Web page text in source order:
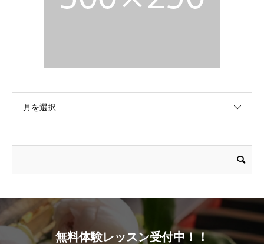
月を選択
無料体験レッスン受付中！！